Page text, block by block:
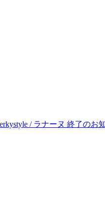
/ ラナーヌ 終了のお